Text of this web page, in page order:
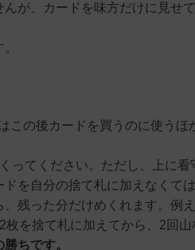
が、カードを味方だけに見せ
この後カードを買うのに使うほ
ってください。ただし、上に看
を自分の捨て札に加えなくて
残った分だけめくれます。例
を捨て札に加えてから、2回山
ちです。